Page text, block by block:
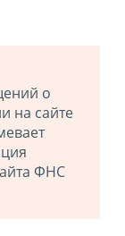
о
на сайте
ФНС